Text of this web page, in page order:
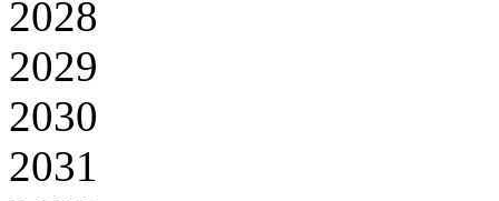
2028
2029
2030
2031